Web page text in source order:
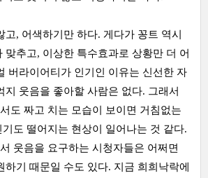
고, 어색하기만 하다. 게다가 꽁트 역시
맞추고, 이상한 특수효과로 상황만 더 어
버라이어티가 인기인 이유는 신선한 자
지 웃음을 좋아할 사람은 없다. 그래서
도 짜고 치는 모습이 보이면 거침없는
도 떨어지는 현상이 일어나는 것 같다.
웃음을 요구하는 시청자들은 어쩌면
하기 때문일 수도 있다. 지금 희희낙락에